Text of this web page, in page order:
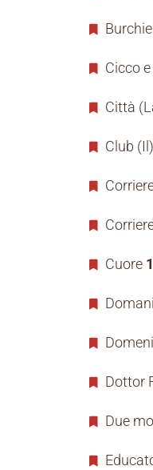
Cicco
Città
Club (Il)
Cuore
Domani
Dottor
Due